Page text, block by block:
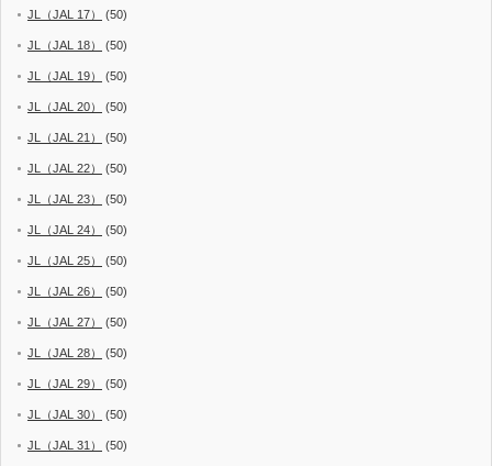
JL（JAL 17） (50)
JL（JAL 18） (50)
JL（JAL 19） (50)
JL（JAL 20） (50)
JL（JAL 21） (50)
JL（JAL 22） (50)
JL（JAL 23） (50)
JL（JAL 24） (50)
JL（JAL 25） (50)
JL（JAL 26） (50)
JL（JAL 27） (50)
JL（JAL 28） (50)
JL（JAL 29） (50)
JL（JAL 30） (50)
JL（JAL 31） (50)